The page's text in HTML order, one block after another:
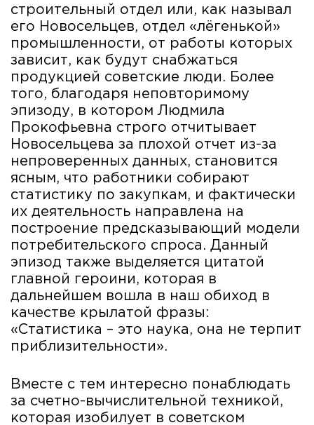
строительный отдел или, как называл
его Новосельцев, отдел «лёгенькой»
промышленности, от работы которых
зависит, как будут снабжаться
продукцией советские люди. Более
того, благодаря неповторимому
эпизоду, в котором Людмила
Прокофьевна строго отчитывает
Новосельцева за плохой отчет из-за
непроверенных данных, становится
ясным, что работники собирают
статистику по закупкам, и фактически
их деятельность направлена на
построение предсказывающий модели
потребительского спроса. Данный
эпизод также выделяется цитатой
главной героини, которая в
дальнейшем вошла в наш обиход в
качестве крылатой фразы:
«Статистика – это наука, она не терпит
приблизительности».
Вместе с тем интересно понаблюдать
за счетно-вычислительной техникой,
которая изобилует в советском